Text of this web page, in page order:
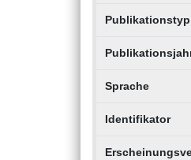
Publikationstyp
Sprache
Identifikator